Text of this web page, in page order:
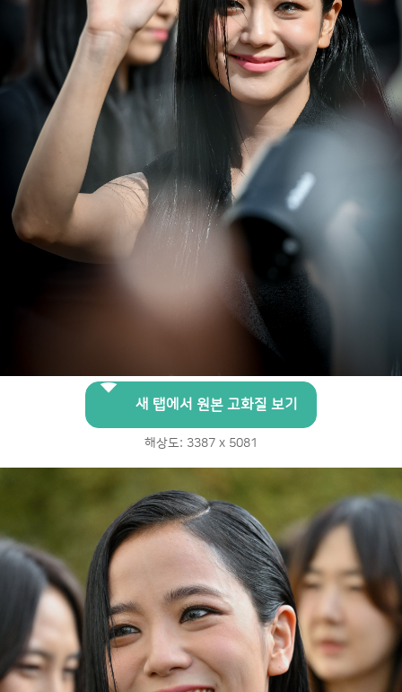
새 탭에서 원본 고화질 보기
해상도: 3387 x 5081